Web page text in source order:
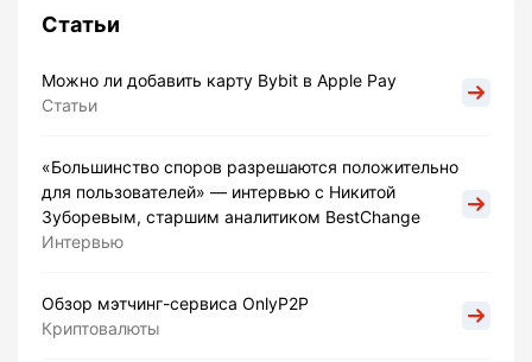
Статьи
Можно ли добавить карту Bybit в Apple Pay
Статьи
«Большинство споров разрешаются положительно
для пользователей» — интервью с Никитой
Зуборевым, старшим аналитиком BestChange
Интервью
Обзор мэтчинг-сервиса OnlyP2P
Криптовалюты